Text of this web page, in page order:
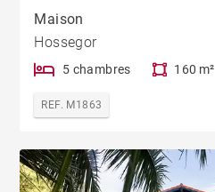
Maison
Hossegor
5 chambres 160 m²
REF. M1863